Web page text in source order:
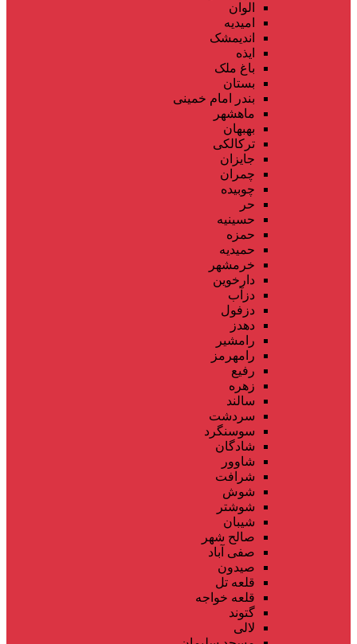
الوان
امیدیه
اندیمشک
ایذه
باغ ملک
بستان
بندر امام خمینی
ماهشهر
بهبهان
ترکالکی
جایزان
چمران
چوبیده
حر
حسینیه
حمزه
حمیدیه
خرمشهر
دارخوین
دزآب
دزفول
دهدز
رامشیر
رامهرمز
رفیع
زهره
سالند
سردشت
سوسنگرد
شادگان
شاوور
شرافت
شوش
شوشتر
شیبان
صالح شهر
صفی آباد
صیدون
قلعه تل
قلعه خواجه
گتوند
لالی